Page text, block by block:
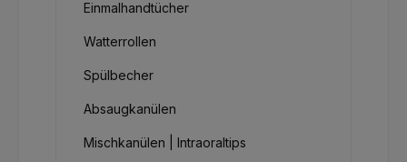
Einmalhandtücher
Watterrollen
Spülbecher
Absaugkanülen
Mischkanülen | Intraoraltips